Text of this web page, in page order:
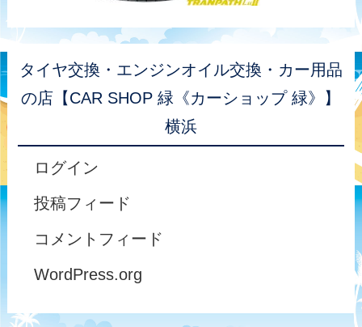
タイヤ交換・エンジンオイル交換・カー用品
の店【CAR SHOP 緑《カーショップ 緑》】
横浜
ログイン
投稿フィード
コメントフィード
WordPress.org